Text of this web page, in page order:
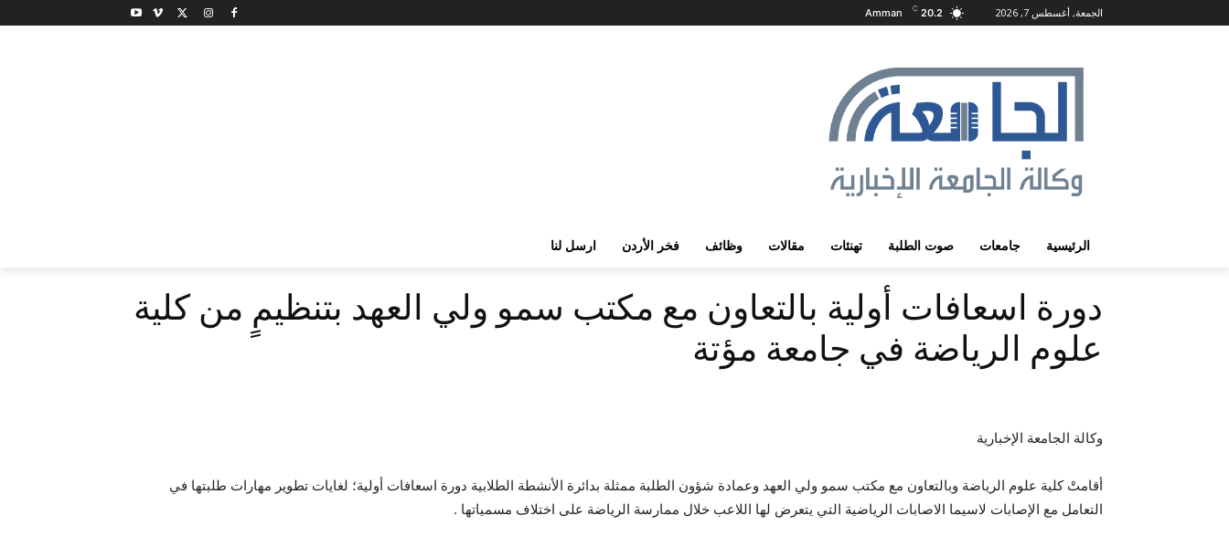
الجمعة, أغسطس 7, 2026 20.2
C
Amman
الرئيسية جامعات صوت الطلبة تهنئات مقالات وظائف فخر الأردن ارسل لنا
دورة اسعافات أولية بالتعاون مع مكتب سمو ولي العهد بتنظيمٍ من كلية
علوم الرياضة في جامعة مؤتة
وكالة الجامعة الإخبارية
أقامتْ كلية علوم الرياضة وبالتعاون مع مكتب سمو ولي العهد وعمادة شؤون الطلبة ممثلة بدائرة الأنشطة الطلابية دورة اسعافات أولية؛ لغايات تطوير مهارات طلبتها في
التعامل مع الإصابات لاسيما الاصابات الرياضية التي يتعرض لها اللاعب خلال ممارسة الرياضة على اختلاف مسمياتها .